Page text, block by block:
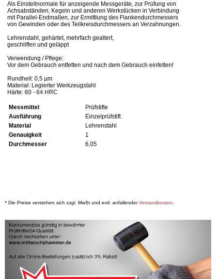
Als Einstellnormale für anzeigende Messgeräte, zur Prüfung von
Achsabständen, Kegeln und anderen Werkstücken in Verbindung
mit Parallel-Endmaßen, zur Ermittlung des Flankendurchmessers
von Gewinden oder des Teilkreisdurchmessers an Verzahnungen.
Lehrenstahl, gehärtet, mehrfach gealtert,
geschliffen und geläppt
Verwendung / Pflege:
Vor dem Gebrauch entfetten und nach dem Gebrauch einfetten!
Rundheit: 0,5 µm
Material: Legierter Werkzeugstahl
Härte: 60 - 64 HRC
Messmittel
Prüfstifte
Ausführung
Einzelprüfstift
Material
Lehrenstahl
Genauigkeit
1
Durchmesser
6,05
* Die Preise verstehen sich zzgl. MwSt und evtl. anfallenderVersandkosten.